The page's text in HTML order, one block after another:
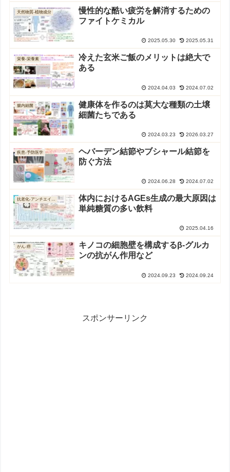
天然物質-植物成分
慢性的な酷い疲労を解消するための
ファイトケミカル
2025.05.30 2025.05.31
栄養-栄養素
冷えた玄米ご飯のメリットは絶大で
ある
2024.04.03 2024.07.02
腸内細菌
健康体を作るのは莫大な種類の土壌
細菌たちである
2024.03.23 2026.03.27
疾患-予防医学
ヘバーデン結節やブシャール結節を
防ぐ方法
2024.06.28 2024.07.02
抗老化-アンチエイジング
体内におけるAGEs生成の最大原因は
単純糖質の多い飲料
2025.04.16
がん-癌
キノコの細胞壁を構成するβ-グルカ
ンの抗がん作用など
2024.09.23 2024.09.24
スポンサーリンク